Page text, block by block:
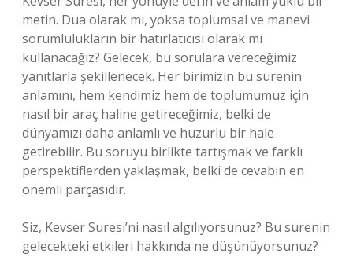
metin. Dua olarak mı, yoksa toplumsal ve manevi
sorumlulukların bir hatırlatıcısı olarak mı
kullanacağız? Gelecek, bu sorulara vereceğimiz
yanıtlarla şekillenecek. Her birimizin bu surenin
anlamını, hem kendimiz hem de toplumumuz için
nasıl bir araç haline getireceğimiz, belki de
dünyamızı daha anlamlı ve huzurlu bir hale
getirebilir. Bu soruyu birlikte tartışmak ve farklı
perspektiflerden yaklaşmak, belki de cevabın en
önemli parçasıdır.
Siz, Kevser Suresi’ni nasıl algılıyorsunuz? Bu surenin
gelecekteki etkileri hakkında ne düşünüyorsunuz?